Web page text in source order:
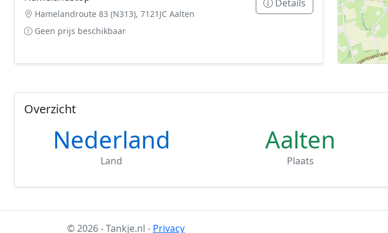
Hamelandroute 83 (N313), 7121JC Aalten
Details
Geen prijs beschikbaar
Overzicht
Nederland
Land
Aalten
Plaats
© 2026 - Tankje.nl - Privacy